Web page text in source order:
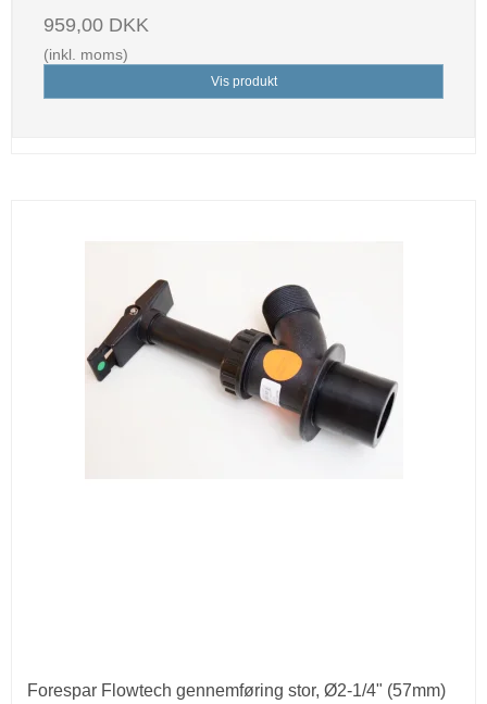
959,00 DKK
(inkl. moms)
Vis produkt
Forespar Flowtech gennemføring stor, Ø2-1/4" (57mm)